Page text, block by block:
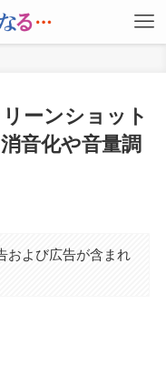
ーンショット
音化や音量調
および広告が含まれ